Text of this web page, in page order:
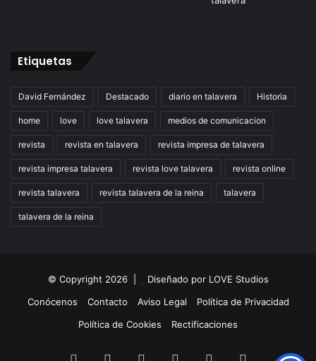
Etiquetas
David Fernández Destacado diario en talavera Historia
home love love talavera medios de comunicacion
revista revista en talavera revista impresa de talavera
revista impresa talavera revista love talavera revista online
revista talavera revista talavera de la reina talavera
talavera de la reina
© Copyright 2026 | Diseñado por LOVE Studios
Conócenos
Contacto Aviso Legal
Política de Privacidad
Política de Cookies
Rectificaciones